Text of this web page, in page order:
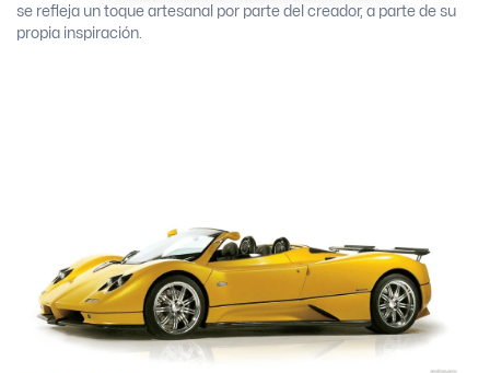
se refleja un toque artesanal por parte del creador, a parte de su
propia inspiración.